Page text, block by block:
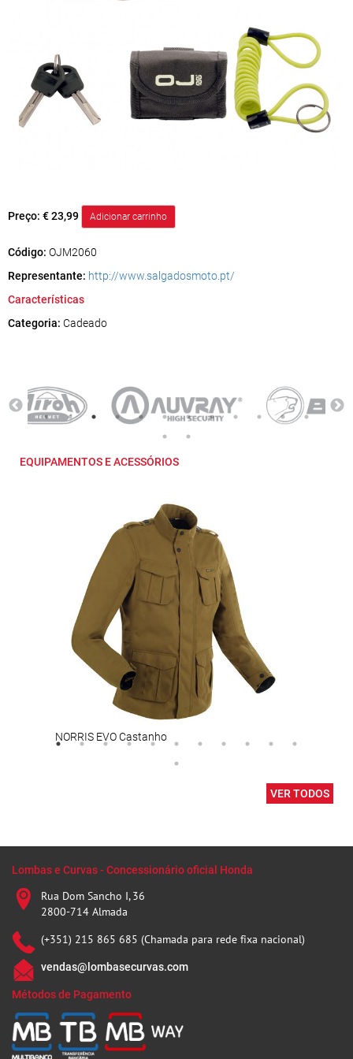
Preço: € 23,99
Código: OJM2060
Representante: http://www.salgadosmoto.pt/
Características
Categoria: Cadeado
EQUIPAMENTOS E ACESSÓRIOS
NORRIS EVO Castanho
VER TODOS
Lombas e Curvas - Concessionário oficial Honda
Rua Dom Sancho I, 36
2800-714 Almada
(+351) 215 865 685 (Chamada para rede fixa nacional)
vendas@lombasecurvas.com
Métodos de Pagamento